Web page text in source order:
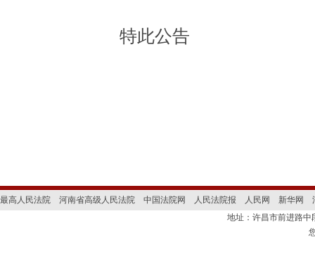
特此公告
最高人民法院 河南省高级人民法院 中国法院网 人民法院报 人民网 新华网
地址：许昌市前进路